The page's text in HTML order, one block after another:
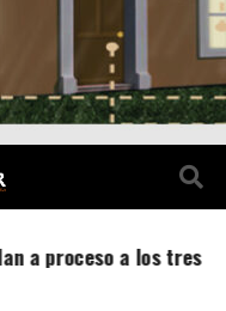
a proceso a los tres